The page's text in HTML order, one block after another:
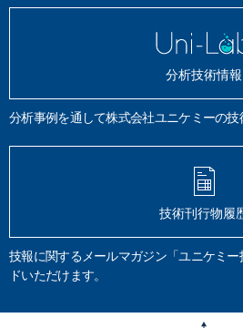
分析技術情報
分析事例を通して株式会社ユニケミーの技
技術刊行物履
技報に関するメールマガジン「ユニケミ
ドいただけます。